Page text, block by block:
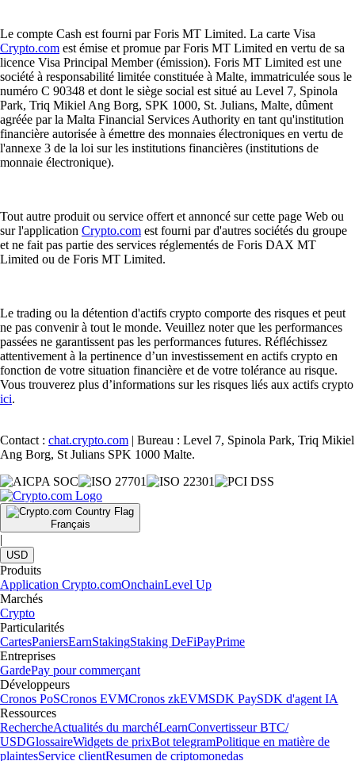
Le compte Cash est fourni par Foris MT Limited. La carte Visa
Crypto.com est émise et promue par Foris MT Limited en vertu de sa
licence Visa Principal Member (émission). Foris MT Limited est une
société à responsabilité limitée constituée à Malte, immatriculée sous le
numéro C 90348 et dont le siège social est situé au Level 7, Spinola
Park, Triq Mikiel Ang Borg, SPK 1000, St. Julians, Malte, dûment
agréée par la Malta Financial Services Authority en tant qu'institution
financière autorisée à émettre des monnaies électroniques en vertu de
l'annexe 3 de la loi sur les institutions financières (institutions de
monnaie électronique).
Tout autre produit ou service offert et annoncé sur cette page Web ou
sur l'application Crypto.com est fourni par d'autres sociétés du groupe
et ne fait pas partie des services réglementés de Foris DAX MT
Limited ou de Foris MT Limited.
Le trading ou la détention d'actifs crypto comporte des risques et peut
ne pas convenir à tout le monde. Veuillez noter que les performances
passées ne garantissent pas les performances futures. Réfléchissez
attentivement à la pertinence d’un investissement en actifs crypto en
fonction de votre situation financière et de votre tolérance au risque.
Vous trouverez plus d’informations sur les risques liés aux actifs crypto
ici.
Contact : chat.crypto.com | Bureau : Level 7, Spinola Park, Triq Mikiel
Ang Borg, St Julians SPK 1000 Malte.
Français
|
USD
Produits
Application Crypto.comOnchainLevel Up
Marchés
Crypto
Particularités
CartesPaniersEarnStakingStaking DeFiPayPrime
Entreprises
GardePay pour commerçant
Développeurs
Cronos PoSCronos EVMCronos zkEVMSDK PaySDK d'agent IA
Ressources
RechercheActualités du marchéLearnConvertisseur BTC/
USDGlossaireWidgets de prixBot telegramPolitique en matière de
plaintesService clientResumen de criptomonedas